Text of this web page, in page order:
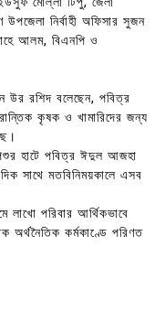
নির্বাহী অফিসার সুজন
আলম, বিএনপি ও
উর রশিদ বলেছেন, পবিত্র
কৃষক ও খামারিদের জন্য
হাটে পবিত্র ঈদুল আজহা
সাথে মতবিনিময়কালে এসব
লাখো পরিবার আর্থিকভাবে
অর্থনৈতিক কর্মকাণ্ডে পরিণত